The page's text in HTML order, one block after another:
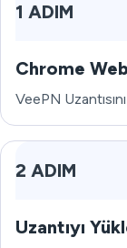
1 ADIM
Chrome Web
VeePN
2 ADIM
Uzantıyı